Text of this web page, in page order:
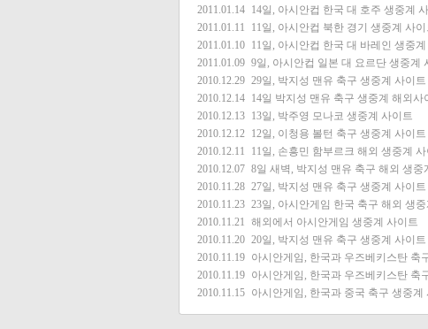
2011.01.14 14일, 아시안컵 한국 대 호주 생중계
2011.01.11
11일, 아시안컵 북한 경기 생중계 사이
2011.01.10 11일, 아시안컵 한국 대 바레인 생중
2011.01.09 9일, 아시안컵 일본 대 요르단 생중계
2010.12.29 29일, 박지성 맨유 축구 생중계 사이트
2010.12.14 14일 박지성 맨유 축구 생중계 해외사
2010.12.13 13일, 박주영 모나코 생중계 사이트
2010.12.12 12일, 이청용 볼턴 축구 생중계 사이트
2010.12.11
11일, 손흥민 함부르크 해외 생중계 사
2010.12.07 8일 새벽, 박지성 맨유 축구 해외 생중
2010.11.28 27일, 박지성 맨유 축구 생중계 사이트
2010.11.23 23일, 아시안게임 한국 축구 해외 생
2010.11.21 해외에서 아시안게임 생중계 사이트
2010.11.20 20일, 박지성 맨유 축구 생중계 사이트
2010.11.19 아시안게임, 한국과 우즈베키스탄 축
2010.11.19 아시안게임, 한국과 우즈베키스탄 축
2010.11.15 아시안게임, 한국과 중국 축구 생중계